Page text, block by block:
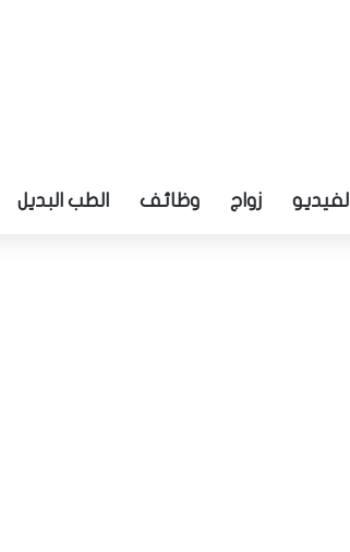
الفيديو زواج وظائف الطب البديل